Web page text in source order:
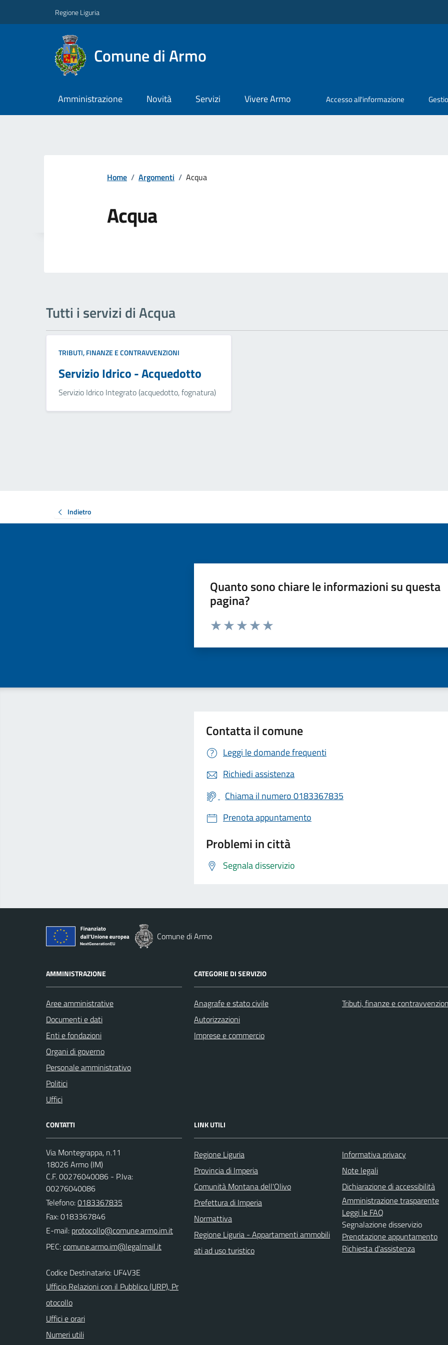
Regione Liguria
Comune di Armo
Amministrazione Novità Servizi Vivere Armo Accesso all'informazione
Home / Argomenti / Acqua
Acqua
Tutti i servizi di Acqua
TRIBUTI, FINANZE E CONTRAVVENZIONI
Servizio Idrico - Acquedotto
Servizio Idrico Integrato (acquedotto, fognatura)
Indietro
Quanto sono chiare le informazioni su questa
pagina?
Valuta da 1 a 5 stelle la pagina
Contatta il comune
Leggi le domande frequenti
Richiedi assistenza
Chiama il numero 0183367835
Prenota appuntamento
Problemi in città
Segnala disservizio
Comune di Armo
AMMINISTRAZIONE
Aree amministrative
Documenti e dati
Enti e fondazioni
Organi di governo
Personale amministrativo
Politici
Uffici
CATEGORIE DI SERVIZIO
Anagrafe e stato civile
Autorizzazioni
Imprese e commercio
Tributi, finanze e
CONTATTI
Via Montegrappa, n.11
18026 Armo (IM)
C.F. 00276040086 - P.Iva:
00276040086
Telefono:0183367835
Fax: 0183367846
E-mail:
PEC:
Codice Destinatario: UF4V3E
Ufficio Relazioni con il Pubblico (URP), Pr
otocollo
Uffici e orari
Numeri utili
LINK UTILI
Regione Liguria
Provincia di Imperia
Comunità Montana dell'Olivo
Prefettura di Imperia
Normattiva
Regione Liguria - Appartamenti ammobili
ati ad uso turistico
Informativa privacy
Note legali
Dichiarazione di accessibilità
Amministrazione trasparente
Leggi le FAQ
Segnalazione disservizio
Prenotazione appuntamento
Richiesta d'assistenza